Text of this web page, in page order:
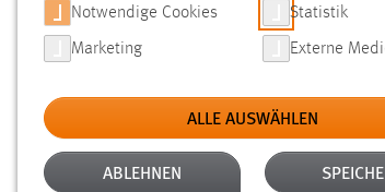
Aktive Filter: ALTER: 1 BIS 6 MONATE
Gesucht nach "weide". Es wurden 195
Notwendige Cookies Statistik
Marketing Externe
ALLE AUSWÄHLEN
ABLEHNEN